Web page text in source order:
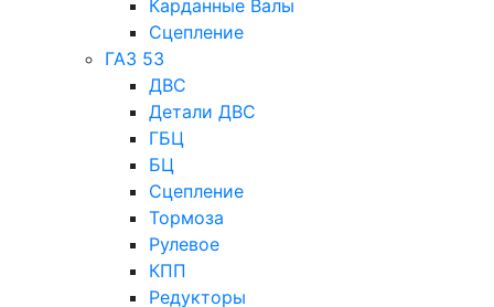
Карданные Валы
Сцепление
ГАЗ 53
ДВС
Детали ДВС
ГБЦ
БЦ
Сцепление
Тормоза
Рулевое
КПП
Редукторы